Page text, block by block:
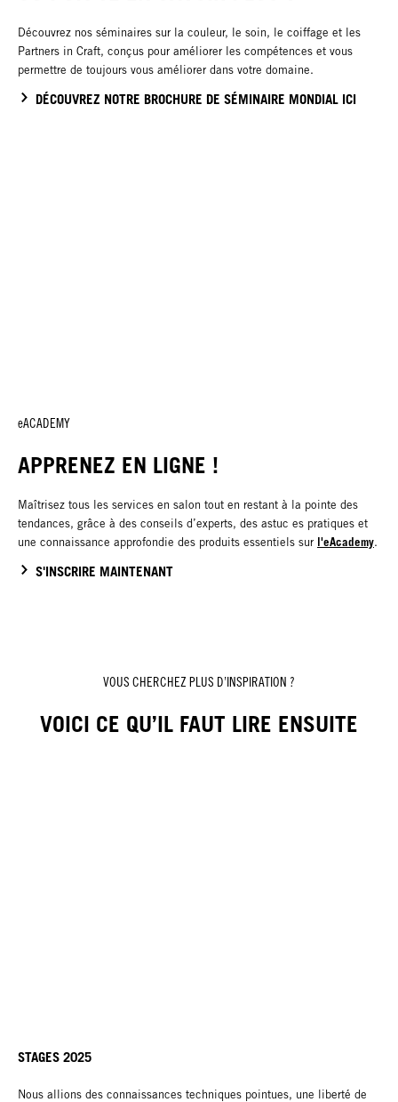
Découvrez nos séminaires sur la couleur, le soin, le coiffage et les
Partners in Craft, conçus pour améliorer les compétences et vous
permettre de toujours vous améliorer dans votre domaine.
DÉCOUVREZ NOTRE BROCHURE DE SÉMINAIRE MONDIAL ICI
eACADEMY
APPRENEZ EN LIGNE !
Maîtrisez tous les services en salon tout en restant à la pointe des
tendances, grâce à des conseils d’experts, des astuc es pratiques et
une connaissance approfondie des produits essentiels sur l'eAcademy.
S'INSCRIRE MAINTENANT
VOUS CHERCHEZ PLUS D’INSPIRATION ?
VOICI CE QU’IL FAUT LIRE ENSUITE
STAGES 2025
Nous allions des connaissances techniques pointues, une liberté de